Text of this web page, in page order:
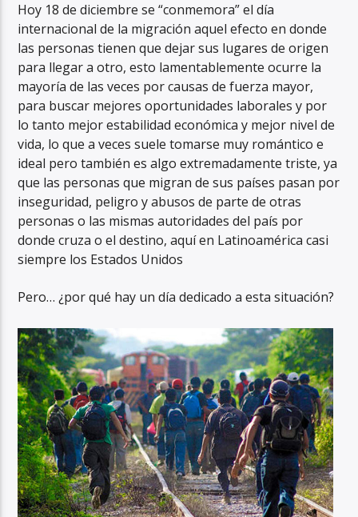
Hoy 18 de diciembre se “conmemora” el día
internacional de la migración aquel efecto en donde
las personas tienen que dejar sus lugares de origen
para llegar a otro, esto lamentablemente ocurre la
mayoría de las veces por causas de fuerza mayor,
para buscar mejores oportunidades laborales y por
lo tanto mejor estabilidad económica y mejor nivel de
vida, lo que a veces suele tomarse muy romántico e
ideal pero también es algo extremadamente triste, ya
que las personas que migran de sus países pasan por
inseguridad, peligro y abusos de parte de otras
personas o las mismas autoridades del país por
donde cruza o el destino, aquí en Latinoamérica casi
siempre los Estados Unidos
Pero… ¿por qué hay un día dedicado a esta situación?